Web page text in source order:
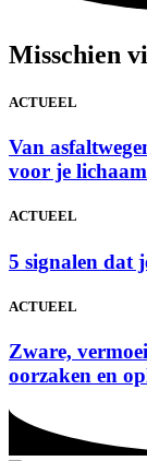
Misschien
ACTUEEL
Van
voor je
ACTUEEL
5 signalen dat
ACTUEEL
Zware,
oorzaken en